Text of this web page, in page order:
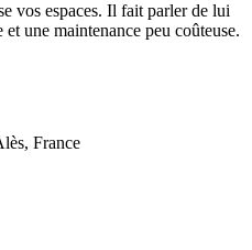
vos espaces. Il fait parler de lui
une maintenance peu coûteuse.
France